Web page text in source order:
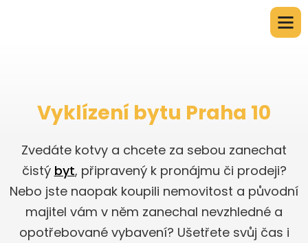
Vyklízení bytu Praha 10
Zvedáte kotvy a chcete za sebou zanechat
čistý byt, připravený k pronájmu či prodeji?
Nebo jste naopak koupili nemovitost a původní
majitel vám v něm zanechal nevzhledné a
opotřebované vybavení? Ušetřete svůj čas i